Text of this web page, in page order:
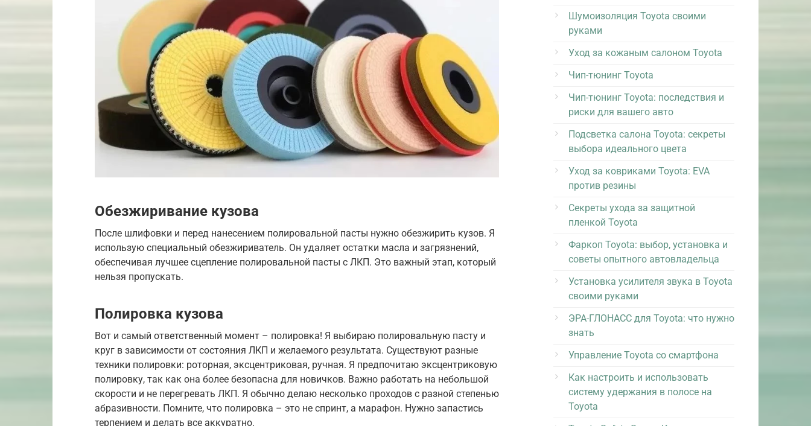
Обезжиривание кузова
После шлифовки и перед нанесением полировальной пасты нужно обезжирить кузов. Я
использую специальный обезжириватель. Он удаляет остатки масла и загрязнений,
обеспечивая лучшее сцепление полировальной пасты с ЛКП. Это важный этап, который
нельзя пропускать.
Полировка кузова
Вот и самый ответственный момент – полировка! Я выбираю полировальную пасту и
круг в зависимости от состояния ЛКП и желаемого результата. Существуют разные
техники полировки: роторная, эксцентриковая, ручная. Я предпочитаю эксцентриковую
полировку, так как она более безопасна для новичков. Важно работать на небольшой
скорости и не перегревать ЛКП. Я обычно делаю несколько проходов с разной степенью
абразивности. Помните, что полировка – это не спринт, а марафон. Нужно запастись
терпением и делать все аккуратно.
Шумоизоляция Toyota своими
руками
Уход за кожаным салоном Toyota
Чип-тюнинг Toyota
Чип-тюнинг Toyota: последствия и
риски для вашего авто
Подсветка салона Toyota: секреты
выбора идеального цвета
Уход за ковриками Toyota: EVA
против резины
Секреты ухода за защитной
пленкой Toyota
Фаркоп Toyota: выбор, установка и
советы опытного автовладельца
Установка усилителя звука в Toyota
своими руками
ЭРА-ГЛОНАСС для Toyota: что нужно
знать
Управление Toyota со смартфона
Как настроить и использовать
систему удержания в полосе на
Toyota